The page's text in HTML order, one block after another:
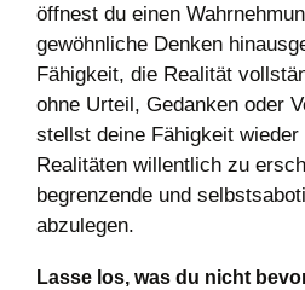
öffnest du einen
gewöhnliche Denken
Fähigkeit, die Realität
ohne Urteil, Gedanken oder
stellst deine Fähigkeit
Realitäten willentlich zu
begrenzende und
abzulegen.
Lasse los, was du nicht